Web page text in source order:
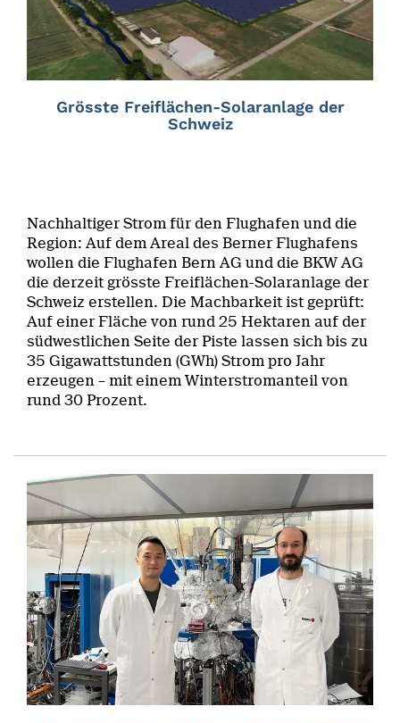
Grösste Freiflächen-Solaranlage der
Schweiz
Nachhaltiger Strom für den Flughafen und die
Region: Auf dem Areal des Berner Flughafens
wollen die Flughafen Bern AG und die BKW AG
die derzeit grösste Freiflächen-Solaranlage der
Schweiz erstellen. Die Machbarkeit ist geprüft:
Auf einer Fläche von rund 25 Hektaren auf der
südwestlichen Seite der Piste lassen sich bis zu
35 Gigawattstunden (GWh) Strom pro Jahr
erzeugen – mit einem Winterstromanteil von
rund 30 Prozent.